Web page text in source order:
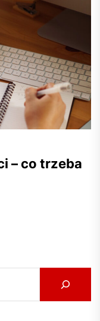
– co trzeba